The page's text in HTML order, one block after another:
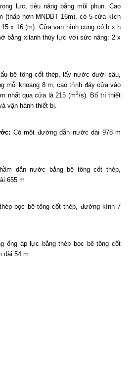
lực, tiêu năng bằng mũi phun. Cao
(thấp hơn MNDBT 16m), có 5 cửa kích
x 16 (m). Cửa van hình cung có b x h
bằng xilanh thủy lực với sức nâng: 2 x
bê tông cốt thép, lấy nước dưới sâu,
mỗi khoang 8 m, cao trình đáy cửa vào
nhất qua cửa là 215 (m3/s). Bố trí thiết
vận hành thiết bị.
Có một đường dẫn nước dài 978 m
dẫn nước bằng bê tông cốt thép,
655 m
bọc bê tông cốt thép, đường kính 7
ống áp lực bằng thép bọc bê tông cốt
dài 54 m.